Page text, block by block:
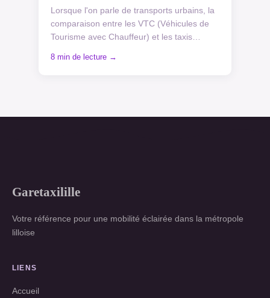
Lorsque l'on parle de transports urbains, la
comparaison entre les VTC (Véhicules de
Tourisme avec Chauffeur) et les taxis
avantages signific...
8 min de lecture →
Garetaxilille
Votre référence pour une mobilité éclairée dans la métropole
lilloise
LIENS
Accueil